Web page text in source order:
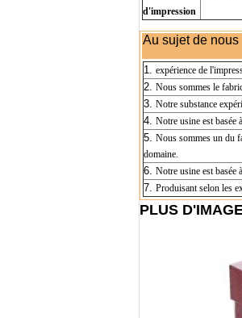
d'impression
Au sujet de nous
1. expérience de
2. Nous sommes le
3. Notre substance
4. Notre usine est
5. Nous sommes un du
domaine.
6. Notre usine est
7. Produisant selon les
PLUS